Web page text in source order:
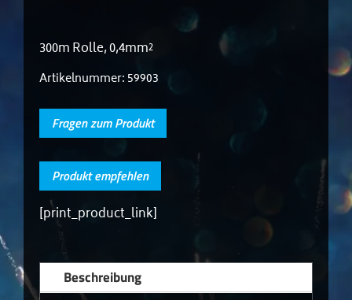
300m Rolle, 0,4mm²
Artikelnummer: 59903
Fragen zum Produkt
Produkt empfehlen
[print_product_link]
Beschreibung